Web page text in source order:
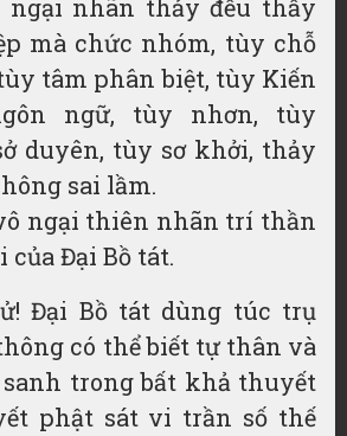
ngại nhãn thảy đều thấy
mà chức nhóm, tùy chỗ
tâm phân biệt, tùy Kiến
ngữ, tùy nhơn, tùy
duyên, tùy sơ khởi, thảy
sai lầm.
ngại thiên nhãn trí thần
Đại Bồ tát.
Đại Bồ tát dùng túc trụ
có thể biết tự thân và
trong bất khả thuyết
phật sát vi trần số thế